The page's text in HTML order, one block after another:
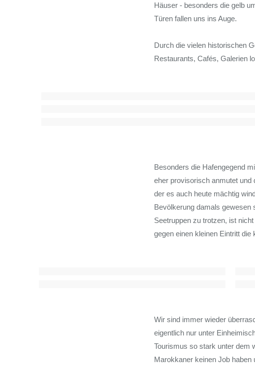
Häuser - besonders die gelb
Türen fallen uns ins Auge.
Durch die vielen historischen
Restaurants, Cafés, Galerien
Besonders die Hafengegend
eher provisorisch anmutet und
der es auch heute mächtig
Bevölkerung damals gewesen
Seetruppen zu trotzen, ist
gegen einen kleinen Eintritt die
Wir sind immer wieder
eigentlich nur unter
Tourismus so stark unter dem
Marokkaner keinen Job haben